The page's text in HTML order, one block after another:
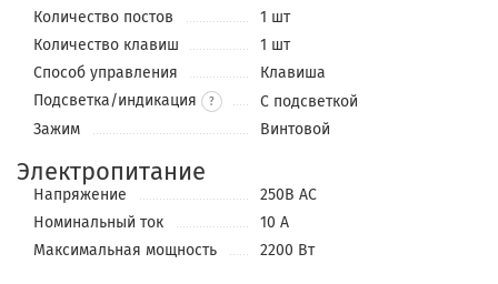
Количество постов
1 шт
Количество клавиш
1 шт
Способ управления
Клавиша
Подсветка/индикация
?
С подсветкой
Зажим
Винтовой
Электропитание
Напряжение
250В АС
Номинальный ток
10 А
Максимальная мощность
2200 Вт